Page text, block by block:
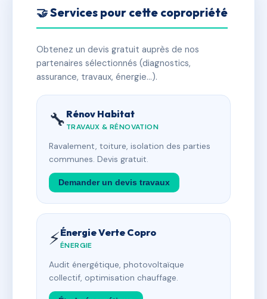
🤝 Services pour cette copropriété
Obtenez un devis gratuit auprès de nos
partenaires sélectionnés (diagnostics,
assurance, travaux, énergie…).
🔧 Rénov Habitat
TRAVAUX & RÉNOVATION
Ravalement, toiture, isolation des parties
communes. Devis gratuit.
Demander un devis travaux
⚡Énergie Verte Copro
ÉNERGIE
Audit énergétique, photovoltaïque
collectif, optimisation chauffage.